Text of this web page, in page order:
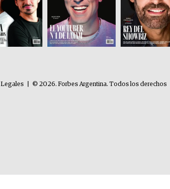
Legales
© 2026. Forbes Argentina. Todos los derechos